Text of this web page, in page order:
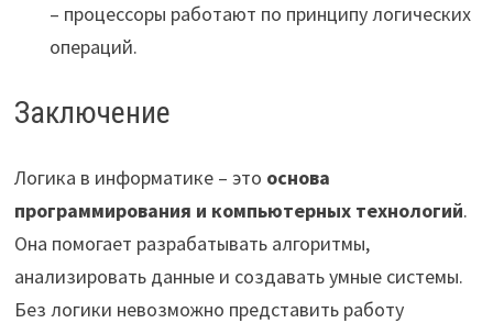
– процессоры работают по принципу логических
операций.
Заключение
Логика в информатике – это основа
программирования и компьютерных технологий.
Она помогает разрабатывать алгоритмы,
анализировать данные и создавать умные системы.
Без логики невозможно представить работу